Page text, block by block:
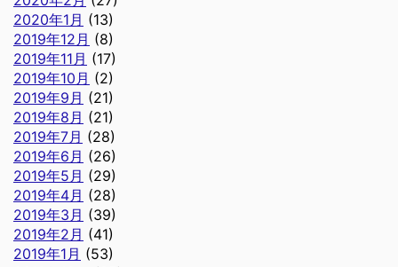
2020年1月 (13)
2019年12月 (8)
2019年11月 (17)
2019年10月 (2)
2019年9月 (21)
2019年8月 (21)
2019年7月 (28)
2019年6月 (26)
2019年5月 (29)
2019年4月 (28)
2019年3月 (39)
2019年2月 (41)
2019年1月 (53)